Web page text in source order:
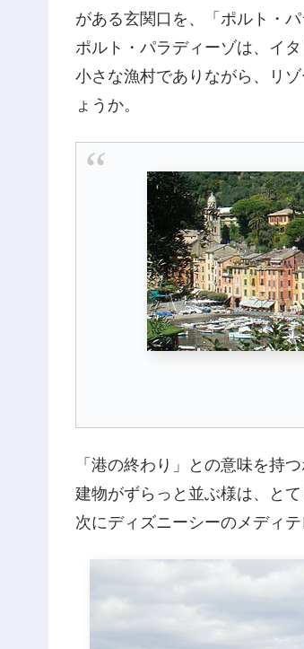
がある玄関口を、「ポルト・
ポルト・パラディーゾは、イ
小さな漁村でありながら、リ
ょうか。
「港の終わり」との意味を持
建物がずらっと並ぶ様は、とて
次にディズニーシーのメディ